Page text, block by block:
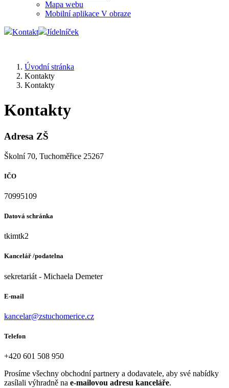
Mapa webu
Mobilní aplikace V obraze
Kontakt Jídelníček
Úvodní stránka
Kontakty
Kontakty
Kontakty
Adresa ZŠ
Školní 70, Tuchoměřice 25267
IČO
70995109
Datová schránka
tkimtk2
Kancelář /podatelna
sekretariát - Michaela Demeter
E-mail
kancelar@zstuchomerice.cz
Telefon
+420 601 508 950
Prosíme všechny obchodní partnery a dodavatele, aby své nabídky
zasílali výhradně na e-mailovou adresu kanceláře.